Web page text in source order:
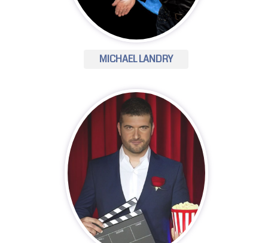
MICHAEL LANDRY